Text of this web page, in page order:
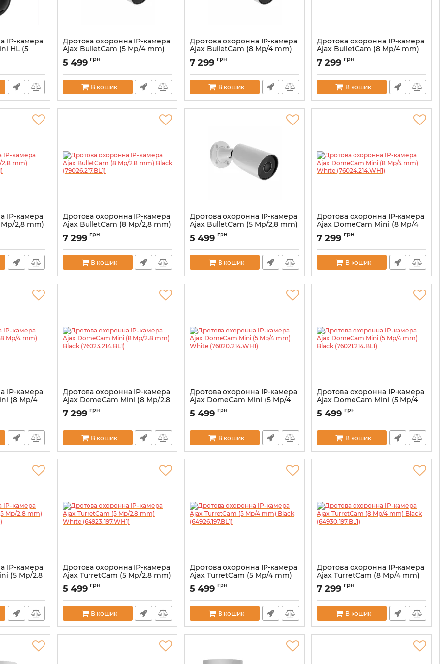
IP-камера
HL (5
Дротова охоронна IP-камера
Ajax BulletCam (5 Mp/4 mm)
White (79029.217.WH1)
Артикул:
5 499 грн
В кошик
Дротова охоронна IP-камера
Ajax BulletCam (8 Mp/4 mm)
White (79031.217.WH1)
Артикул:
7 299 грн
В кошик
Дротова охоронна IP-камера
Ajax BulletCam (8 Mp/4 mm)
Black (79027.217.BL1)
Артикул:
7 299 грн
В кошик
IP-камера
2,8 mm)
Дротова охоронна IP-камера
Ajax BulletCam (8 Mp/2,8 mm)
Black (79026.217.BL1)
Артикул:
7 299 грн
В кошик
Дротова охоронна IP-камера
Ajax BulletCam (5 Mp/2,8 mm)
White (79028.217.WH1)
Артикул:
5 499 грн
В кошик
Дротова охоронна IP-камера
Ajax DomeCam Mini (8 Mp/4
mm) White (76024.214.WH1)
Артикул:
7 299 грн
В кошик
IP-камера
(8 Mp/4
Дротова охоронна IP-камера
Ajax DomeCam Mini (8 Mp/2.8
mm) Black (76023.214.BL1)
Артикул:
7 299 грн
В кошик
Дротова охоронна IP-камера
Ajax DomeCam Mini (5 Mp/4
mm) White (76020.214.WH1)
Артикул:
5 499 грн
В кошик
Дротова охоронна IP-камера
Ajax DomeCam Mini (5 Mp/4
mm) Black (76021.214.BL1)
Артикул:
5 499 грн
В кошик
IP-камера
(5 Mp/2.8
Дротова охоронна IP-камера
Ajax TurretCam (5 Mp/2.8 mm)
White (64923.197.WH1)
Артикул:
5 499 грн
В кошик
Дротова охоронна IP-камера
Ajax TurretCam (5 Mp/4 mm)
Black (64926.197.BL1)
Артикул:
5 499 грн
В кошик
Дротова охоронна IP-камера
Ajax TurretCam (8 Mp/4 mm)
Black (64930.197.BL1)
Артикул:
7 299 грн
В кошик